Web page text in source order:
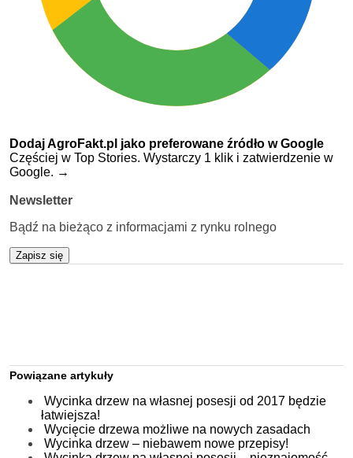
Dodaj AgroFakt.pl jako preferowane źródło w Google
Częściej w Top Stories. Wystarczy 1 klik i zatwierdzenie w
Google. →
Newsletter
Bądź na bieżąco z informacjami z rynku rolnego
Zapisz się
Powiązane artykuły
Wycinka drzew na własnej posesji od 2017 będzie
łatwiejsza!
Wycięcie drzewa możliwe na nowych zasadach
Wycinka drzew – niebawem nowe przepisy!